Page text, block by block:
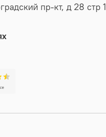
пр-кт, д 28 стр 1